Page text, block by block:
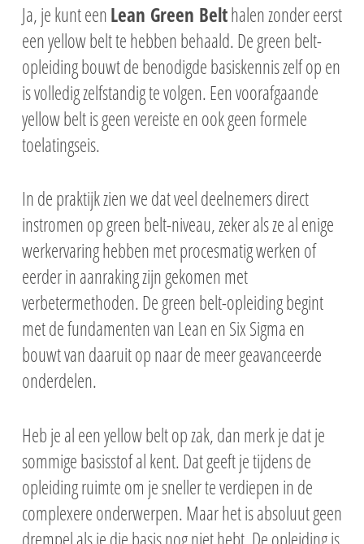
Ja, je kunt eenLean Green Belthalen zonder eerst
een yellow belt te hebben behaald. De green belt-
opleiding bouwt de benodigde basiskennis zelf op en
is volledig zelfstandig te volgen. Een voorafgaande
yellow belt is geen vereiste en ook geen formele
toelatingseis.
In de praktijk zien we dat veel deelnemers direct
instromen op green belt-niveau, zeker als ze al enige
werkervaring hebben met procesmatig werken of
eerder in aanraking zijn gekomen met
verbetermethoden. De green belt-opleiding begint
met de fundamenten van Lean en Six Sigma en
bouwt van daaruit op naar de meer geavanceerde
onderdelen.
Heb je al een yellow belt op zak, dan merk je dat je
sommige basisstof al kent. Dat geeft je tijdens de
opleiding ruimte om je sneller te verdiepen in de
complexere onderwerpen. Maar het is absoluut geen
drempel als je die basis nog niet hebt. De opleiding is